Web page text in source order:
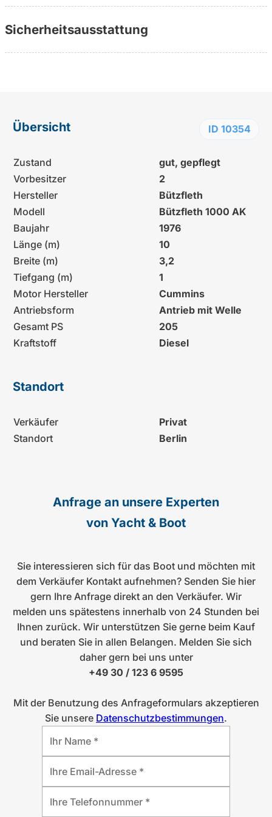
Sicherheitsausstattung
Übersicht ID 10354
Zustand
gut, gepflegt
Vorbesitzer
2
Hersteller
Bützfleth
Modell
Bützfleth 1000 AK
Baujahr
1976
Länge (m)
10
Breite (m)
3,2
Tiefgang (m)
1
Motor Hersteller
Cummins
Antriebsform
Antrieb mit Welle
Gesamt PS
205
Kraftstoff
Diesel
Standort
Verkäufer
Privat
Standort
Berlin
Anfrage an unsere Experten
von Yacht & Boot
Sie interessieren sich für das Boot und möchten mit
dem Verkäufer Kontakt aufnehmen? Senden Sie hier
gern Ihre Anfrage direkt an den Verkäufer. Wir
melden uns spätestens innerhalb von 24 Stunden bei
Ihnen zurück. Wir unterstützen Sie gerne beim Kauf
und beraten Sie in allen Belangen. Melden Sie sich
daher gern bei uns unter
+49 30 / 123 6 9595
Mit der Benutzung des Anfrageformulars akzeptieren
Sie unsere Datenschutzbestimmungen.